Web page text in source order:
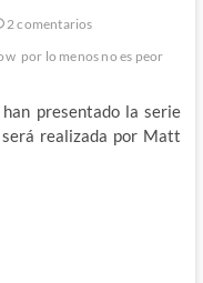
2 comentarios
por lo menos no es peor
presentado la serie
realizada por Matt